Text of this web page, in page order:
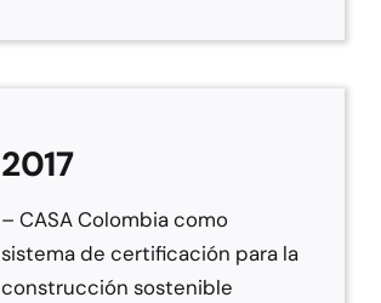
2017
– CASA Colombia como
sistema de certificación para la
construcción sostenible